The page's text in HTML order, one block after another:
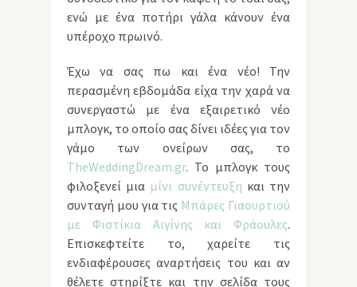
ενώ με ένα ποτήρι γάλα κάνουν ένα
υπέροχο πρωινό.
Έχω να σας πω και ένα νέο! Την
περασμένη εβδομάδα είχα την χαρά να
συνεργαστώ με ένα εξαιρετικό νέο
μπλογκ, το οποίο σας δίνει ιδέες για τον
γάμο των ονείρων σας, το
TheWeddingDream.gr. Το μπλογκ τους
φιλοξενεί μια μίνι συνέντευξη και την
συνταγή μου για τις Μπάρες Γιαουρτιού
με Φιστίκια Αιγίνης και Φράουλες.
Επισκεφτείτε το, χαρείτε τις
ενδιαφέρουσες αναρτήσεις του και αν
θέλετε στηρίξτε και την σελίδα τους